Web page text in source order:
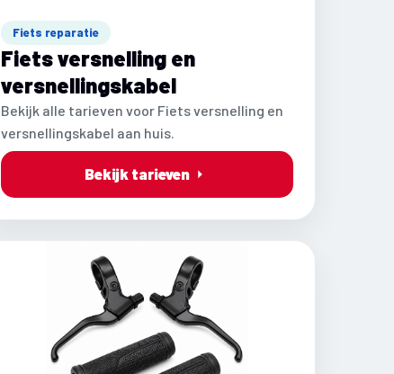
Fiets reparatie
Fiets versnelling en
versnellingskabel
Bekijk alle tarieven voor Fiets versnelling en
versnellingskabel aan huis.
Bekijk tarieven